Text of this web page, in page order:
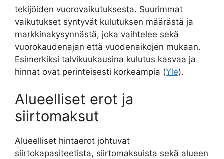
tekijöiden vuorovaikutuksesta. Suurimmat
vaikutukset syntyvät kulutuksen määrästä ja
markkinakysynnästä, joka vaihtelee sekä
vuorokaudenajan että vuodenaikojen mukaan.
Esimerkiksi talvikuukausina kulutus kasvaa ja
hinnat ovat perinteisesti korkeampia (Yle).
Alueelliset erot ja
siirtomaksut
Alueelliset hintaerot johtuvat
siirtokapasiteetista, siirtomaksuista sekä alueen